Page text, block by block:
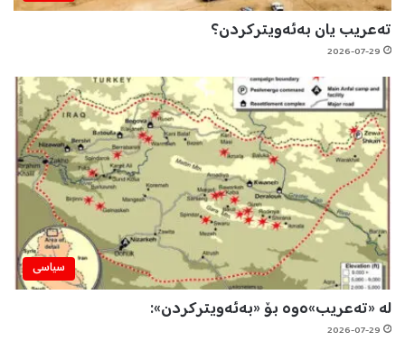
تەعریب یان بەئەویترکردن؟
2026-07-29
سیاسی
لە «تەعریب»ەوە بۆ «بەئەویترکردن»:
2026-07-29